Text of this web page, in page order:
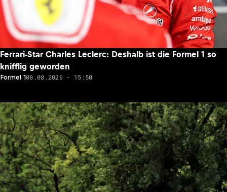
Ferrari-Star Charles Leclerc: Deshalb ist die Formel 1 so
knifflig geworden
Formel 108.08.2026 - 15:50